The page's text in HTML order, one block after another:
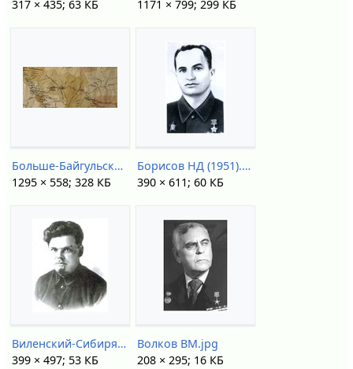
317 × 435; 63 КБ
1171 × 799; 299 КБ
Больше-Байгульская остяцкая волость (1890 год).jpg
1295 × 558; 328 КБ
Борисов НД (1951).jpg
390 × 611; 60 КБ
Виленский-Сибиряков ВД.jpg
399 × 497; 53 КБ
Волков ВМ.jpg
208 × 295; 16 КБ